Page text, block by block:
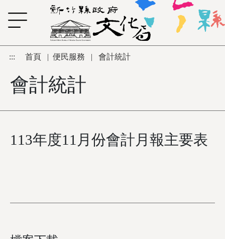
跳到主要內容區塊
::: 首頁 | 便民服務 | 會計統計
會計統計
113年度11月份會計月報主要表